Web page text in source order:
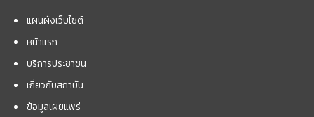
แผนผังเว็บไซต์
หน้าแรก
บริการประชาชน
เกี่ยวกับสถาบัน
ข้อมูลเผยแพร่